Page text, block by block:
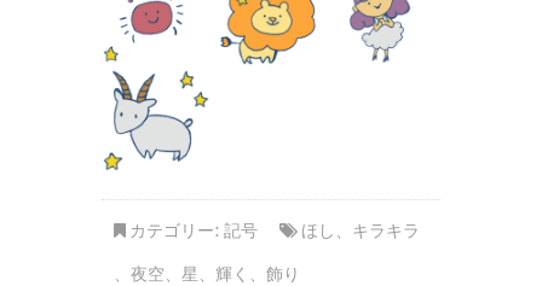
カテゴリー: 記号 ほし 、 キラキラ
、 夜空、 星 、 輝く 、 飾り